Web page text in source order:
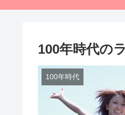
100年時代の
100年時代